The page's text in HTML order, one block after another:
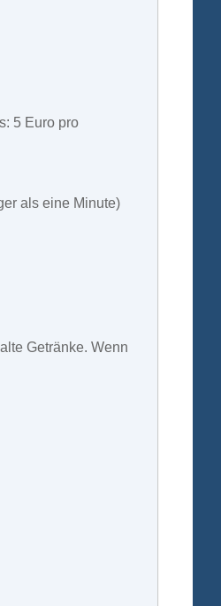
5 Euro pro
als eine Minute)
Getränke. Wenn